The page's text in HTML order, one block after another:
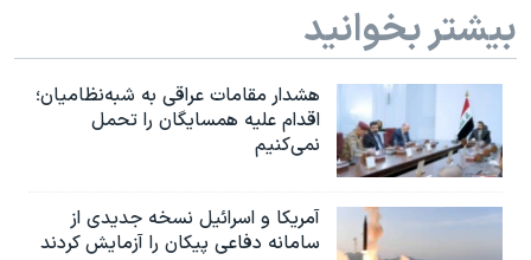
بیشتر بخوانید
هشدار مقامات عراقی به شبه‌نظامیان؛
اقدام علیه همسایگان را تحمل
نمی‌کنیم
آمریکا و اسرائیل نسخه جدیدی از
سامانه دفاعی پیکان را آزمایش کردند